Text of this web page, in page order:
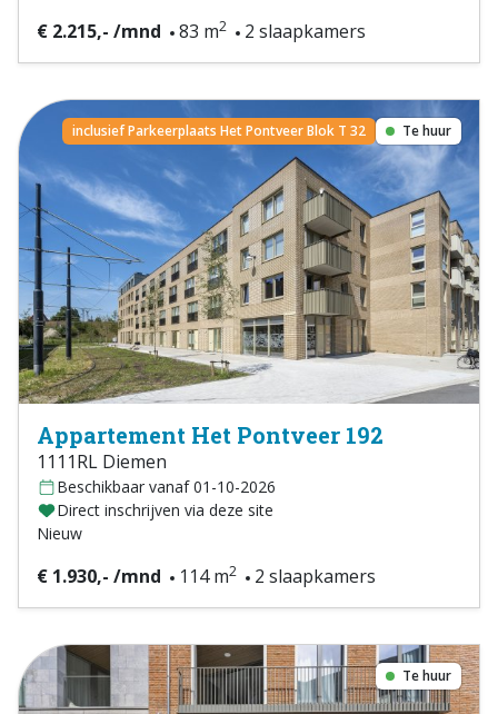
€ 2.215,- /mnd 83 m2 2 slaapkamers
inclusief Parkeerplaats Het Pontveer Blok T 32 Te huur
Appartement Het Pontveer 192
1111RL Diemen
Beschikbaar vanaf 01-10-2026
Direct inschrijven via deze site
Nieuw
€ 1.930,- /mnd 114 m2 2 slaapkamers
Te huur